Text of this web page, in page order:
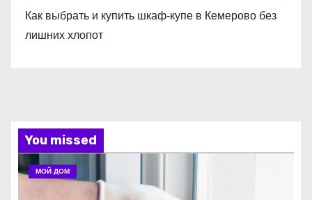
Как выбрать и купить шкаф‑купе в Кемерово без
лишних хлопот
You missed
МОЙ ДОМ